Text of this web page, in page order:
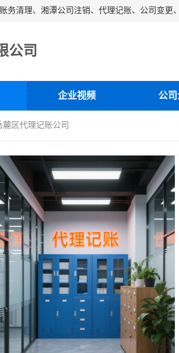
公司
企业视频 公
麓区代理记账公司